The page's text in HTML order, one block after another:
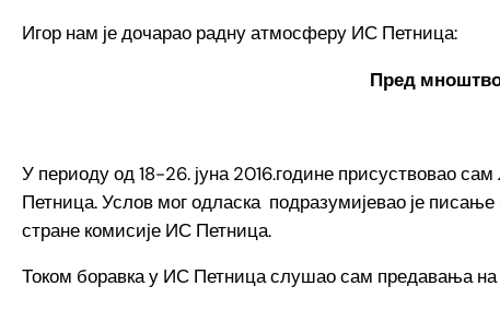
Игор нам је дочарао радну атмосферу ИС Петница:
Пред
У периоду од 18-26. јуна 2016.године присуствовао
Петница. Услов мог одласка подразумијевао је
стране комисије ИС Петница.
Током боравка у ИС Петница слушао сам предавања на